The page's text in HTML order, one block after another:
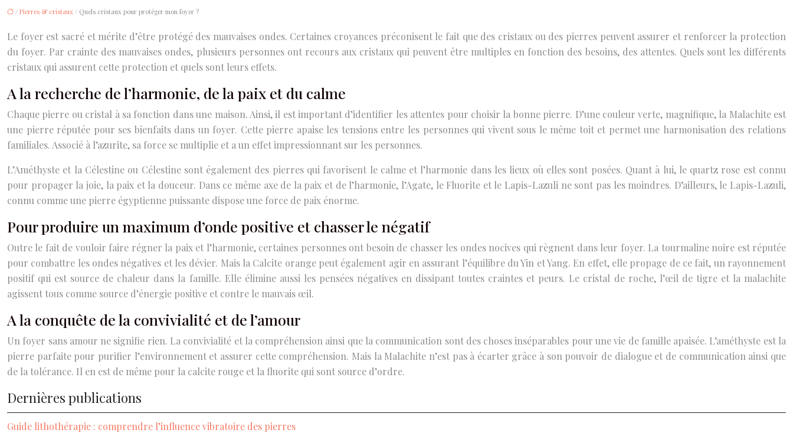
/ Pierres & cristaux / Quels cristaux pour protéger mon foyer ?
Le foyer est sacré et mérite d’être protégé des mauvaises ondes. Certaines croyances préconisent le fait que des cristaux ou des pierres peuvent assurer et renforcer la protection
du foyer. Par crainte des mauvaises ondes, plusieurs personnes ont recours aux cristaux qui peuvent être multiples en fonction des besoins, des attentes. Quels sont les différents
cristaux qui assurent cette protection et quels sont leurs effets.
A la recherche de l’harmonie, de la paix et du calme
Chaque pierre ou cristal à sa fonction dans une maison. Ainsi, il est important d’identifier les attentes pour choisir la bonne pierre. D’une couleur verte, magnifique, la Malachite est
une pierre réputée pour ses bienfaits dans un foyer. Cette pierre apaise les tensions entre les personnes qui vivent sous le même toit et permet une harmonisation des relations
familiales. Associé à l’azurite, sa force se multiplie et a un effet impressionnant sur les personnes.
L’Améthyste et la Célestine ou Célestine sont également des pierres qui favorisent le calme et l’harmonie dans les lieux où elles sont posées. Quant à lui, le quartz rose est connu
pour propager la joie, la paix et la douceur. Dans ce même axe de la paix et de l’harmonie, l’Agate, le Fluorite et le Lapis-Lazuli ne sont pas les moindres. D’ailleurs, le Lapis-Lazuli,
connu comme une pierre égyptienne puissante dispose une force de paix énorme.
Pour produire un maximum d’onde positive et chasser le négatif
Outre le fait de vouloir faire régner la paix et l’harmonie, certaines personnes ont besoin de chasser les ondes nocives qui règnent dans leur foyer. La tourmaline noire est réputée
pour combattre les ondes négatives et les dévier. Mais la Calcite orange peut également agir en assurant l’équilibre du Yin et Yang. En effet, elle propage de ce fait, un rayonnement
positif qui est source de chaleur dans la famille. Elle élimine aussi les pensées négatives en dissipant toutes craintes et peurs. Le cristal de roche, l’œil de tigre et la malachite
agissent tous comme source d’énergie positive et contre le mauvais œil.
A la conquête de la convivialité et de l’amour
Un foyer sans amour ne signifie rien. La convivialité et la compréhension ainsi que la communication sont des choses inséparables pour une vie de famille apaisée. L’améthyste est la
pierre parfaite pour purifier l’environnement et assurer cette compréhension. Mais la Malachite n’est pas à écarter grâce à son pouvoir de dialogue et de communication ainsi que
de la tolérance. Il en est de même pour la calcite rouge et la fluorite qui sont source d’ordre.
Dernières publications
Guide lithothérapie : comprendre l’influence vibratoire des pierres